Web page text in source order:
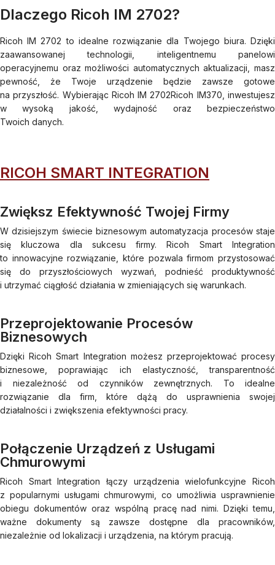
Dlaczego Ricoh IM 2702?
Ricoh IM 2702 to idealne rozwiązanie dla Twojego biura. Dzięki
zaawansowanej technologii, inteligentnemu panelowi
operacyjnemu oraz możliwości automatycznych aktualizacji, masz
pewność, że Twoje urządzenie będzie zawsze gotowe
na przyszłość. Wybierając Ricoh IM 2702Ricoh IM370, inwestujesz
w wysoką jakość, wydajność oraz bezpieczeństwo
Twoich danych.
RICOH SMART INTEGRATION
Zwiększ Efektywność Twojej Firmy
W dzisiejszym świecie biznesowym automatyzacja procesów staje
się kluczowa dla sukcesu firmy. Ricoh Smart Integration
to innowacyjne rozwiązanie, które pozwala firmom przystosować
się do przyszłościowych wyzwań, podnieść produktywność
i utrzymać ciągłość działania w zmieniających się warunkach.
Przeprojektowanie Procesów
Biznesowych
Dzięki Ricoh Smart Integration możesz przeprojektować procesy
biznesowe, poprawiając ich elastyczność, transparentność
i niezależność od czynników zewnętrznych. To idealne
rozwiązanie dla firm, które dążą do usprawnienia swojej
działalności i zwiększenia efektywności pracy.
Połączenie Urządzeń z Usługami
Chmurowymi
Ricoh Smart Integration łączy urządzenia wielofunkcyjne Ricoh
z popularnymi usługami chmurowymi, co umożliwia usprawnienie
obiegu dokumentów oraz wspólną pracę nad nimi. Dzięki temu,
ważne dokumenty są zawsze dostępne dla pracowników,
niezależnie od lokalizacji i urządzenia, na którym pracują.